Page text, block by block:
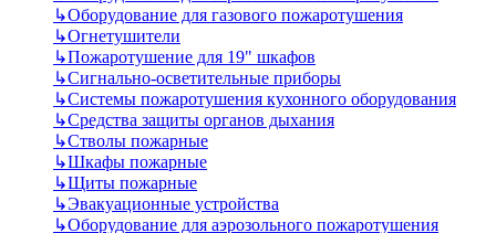
↳Оборудование для газового пожаротушения
↳Огнетушители
↳Пожаротушение для 19" шкафов
↳Сигнально-осветительные приборы
↳Системы пожаротушения кухонного оборудования
↳Средства защиты органов дыхания
↳Стволы пожарные
↳Шкафы пожарные
↳Щиты пожарные
↳Эвакуационные устройства
↳Оборудование для аэрозольного пожаротушения